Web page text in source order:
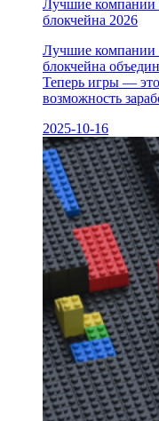
Лучшие компании
блокчейна 2026
Лучшие компании
блокчейна
Теперь игры — это
возможность
2025-10-16